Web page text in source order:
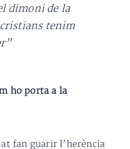
dimoni de la
tenim
ho porta a la
fan guarir l’herència